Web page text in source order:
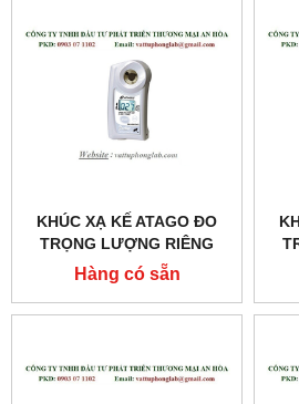
KHÚC XẠ KẾ ATAGO ĐO
TRỌNG LƯỢNG RIÊNG
NƯỚC TIỂU CỦA MÈO
MODEL:PAL-USG (CAT)
Hàng có sẵn